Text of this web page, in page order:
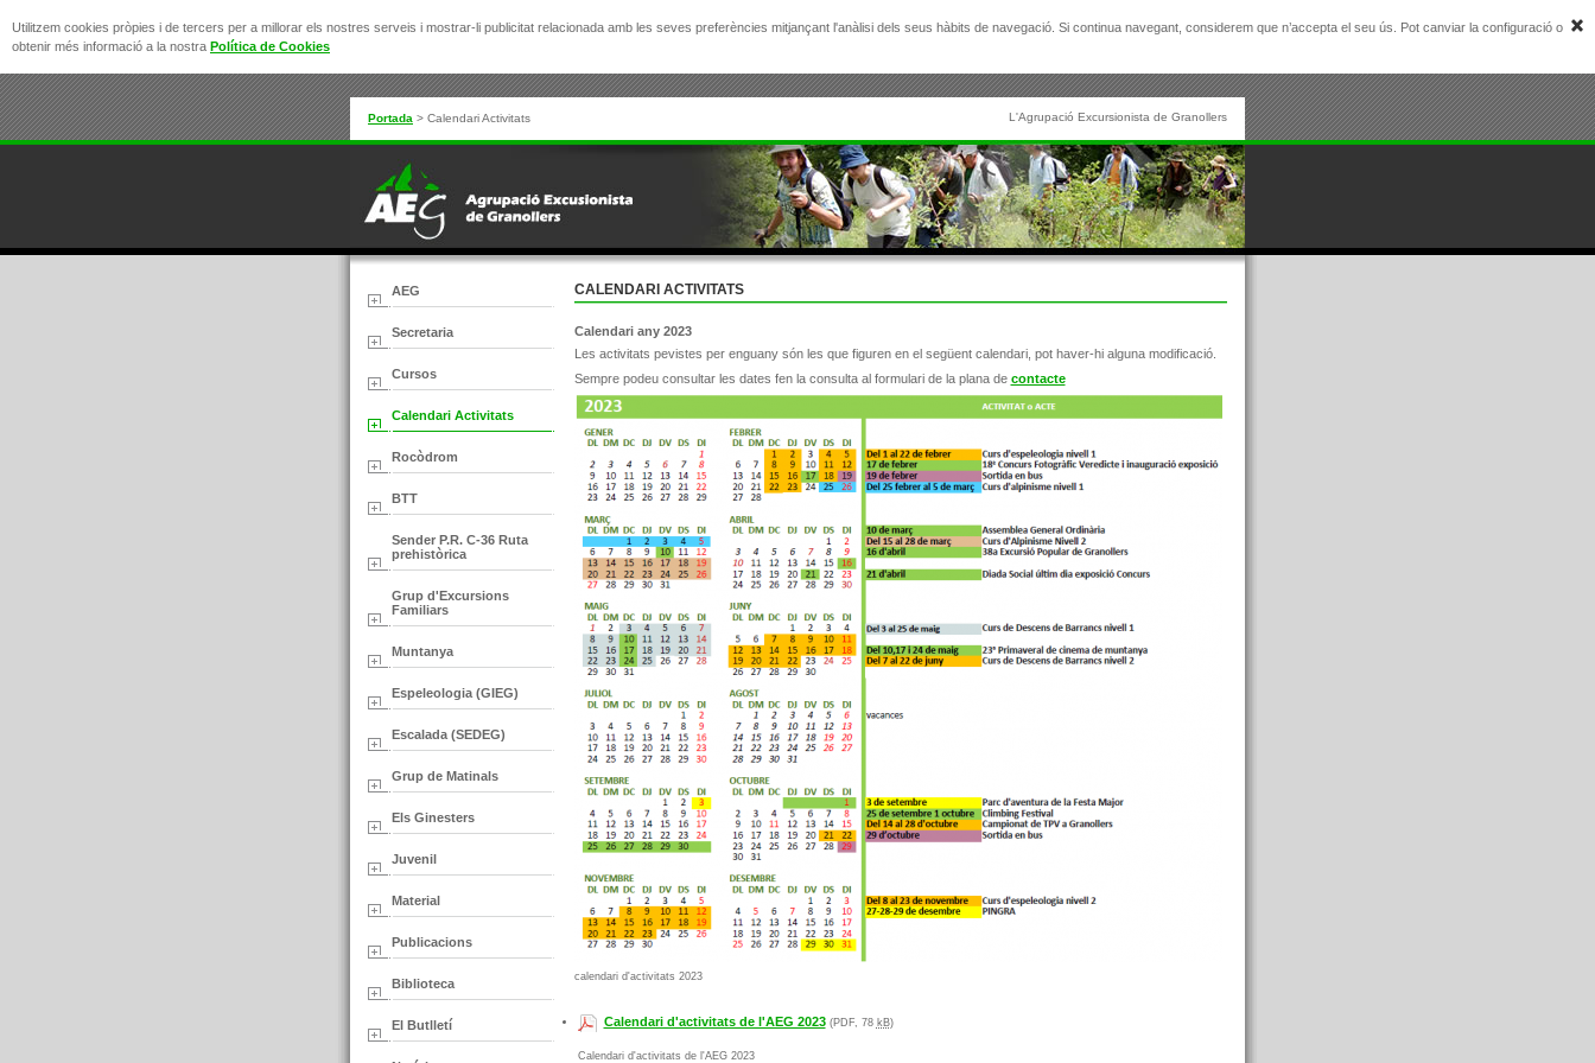
Utilitzem cookies pròpies i de tercers per a millorar els nostres serveis i mostrar-li publicitat relacionada amb les seves preferències mitjançant l'anàlisi dels seus hàbits de navegació. Si continua navegant, considerem que n’accepta el seu ús. Pot canviar la configuració o
obtenir més informació a la nostra Política de Cookies
Portada > Calendari Activitats L'Agrupació Excursionista de Granollers
AEG
Secretaria
Cursos
Calendari Activitats
Rocòdrom
BTT
Sender P.R. C-36 Ruta
prehistòrica
Grup d'Excursions
Familiars
Muntanya
Espeleologia (GIEG)
Escalada (SEDEG)
Grup de Matinals
Els Ginesters
Juvenil
Material
Publicacions
Biblioteca
El Butlletí
CALENDARI ACTIVITATS
Calendari any 2023
Les activitats pevistes per enguany són les que figuren en el següent calendari, pot haver-hi alguna modificació.
Sempre podeu consultar les dates fen la consulta al formulari de la plana de contacte
calendari d'activitats 2023
Calendari d'activitats de l'AEG 2023 (PDF, 78 kB)
Calendari d'activitats de l'AEG 2023